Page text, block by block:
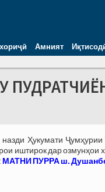
Амният
Ҳукумати
иштирок дар озмунҳои
МАТНИ ПУРРА ш.